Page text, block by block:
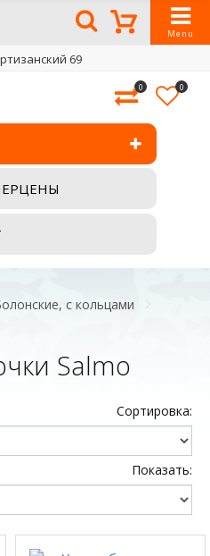
Menu
69
0 0
с кольцами
Salmo
Сортировка:
Показать: